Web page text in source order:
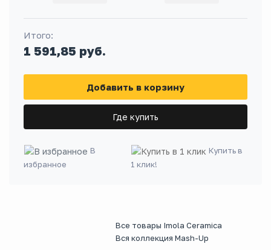
Итого:
1 591,85 руб.
Добавить в корзину
Где купить
В
избранное
Купить в
1 клик!
Все товары Imola Ceramica
Вся коллекция Mash-Up